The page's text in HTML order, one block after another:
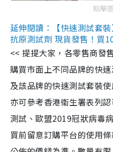
點擊
延伸閱讀：【快速測試套
抗原測試劑 現貨發售！買
<< 提提大家，各零售商發
購買市面上不同品牌的快
及該品牌的快速測試套裝
亦可參考香港衞生署表列
測試、歐盟2019冠狀病毒
買前留意訂購平台的使用